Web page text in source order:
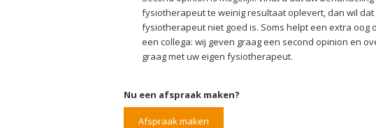
fysiotherapeut te weinig resultaat oplevert, dan wil
fysiotherapeut niet goed is. Soms helpt een extra oog
een collega: wij geven graag een second opinion en
graag met uw eigen fysiotherapeut.
Nu een afspraak maken?
Afspraak maken